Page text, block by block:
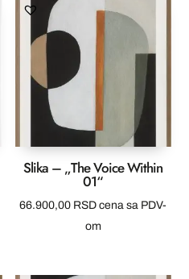
Slika – „The Voice Within
01“
66.900,00 RSD cena sa PDV-
om